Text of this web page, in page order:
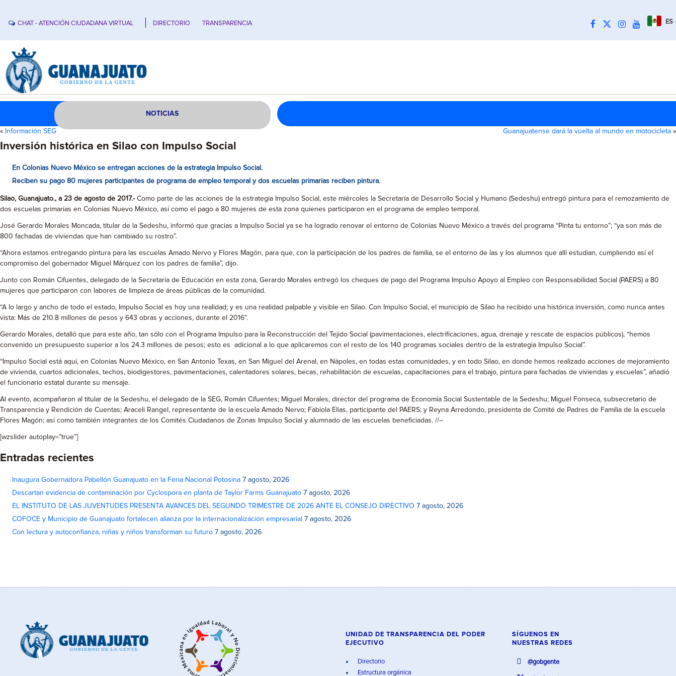
CHAT - ATENCIÓN CIUDADANA VIRTUAL DIRECTORIO TRANSPARENCIA ES
NOTICIAS
« Información SEG Guanajuatense dará la vuelta al mundo en motocicleta »
Inversión histórica en Silao con Impulso Social
En Colonias Nuevo México se entregan acciones de la estrategia Impulso Social.
Reciben su pago 80 mujeres participantes de programa de empleo temporal y dos escuelas primarias reciben pintura.
Silao, Guanajuato., a 23 de agosto de 2017.-Como parte de las acciones de la estrategia Impulso Social, este miércoles la Secretaría de Desarrollo Social y Humano (Sedeshu) entregó pintura para el remozamiento de
dos escuelas primarias en Colonias Nuevo México, así como el pago a 80 mujeres de esta zona quienes participaron en el programa de empleo temporal.
José Gerardo Morales Moncada, titular de la Sedeshu, informó que gracias a Impulso Social ya se ha logrado renovar el entorno de Colonias Nuevo México a través del programa “Pinta tu entorno”; “ya son más de
800 fachadas de viviendas que han cambiado su rostro”.
“Ahora estamos entregando pintura para las escuelas Amado Nervo y Flores Magón, para que, con la participación de los padres de familia, se el entorno de las y los alumnos que allí estudian, cumpliendo así el
compromiso del gobernador Miguel Márquez con los padres de familia”, dijo.
Junto con Román Cifuentes, delegado de la Secretaría de Educación en esta zona, Gerardo Morales entregó los cheques de pago del Programa Impulso Apoyo al Empleo con Responsabilidad Social (PAERS) a 80
mujeres que participaron con labores de limpieza de áreas públicas de la comunidad.
“A lo largo y ancho de todo el estado, Impulso Social es hoy una realidad; y es una realidad palpable y visible en Silao. Con Impulso Social, el municipio de Silao ha recibido una histórica inversión, como nunca antes
vista: Más de 210.8 millones de pesos y 643 obras y acciones, durante el 2016”.
Gerardo Morales, detalló que para este año, tan sólo con el Programa Impulso para la Reconstrucción del Tejido Social (pavimentaciones, electrificaciones, agua, drenaje y rescate de espacios públicos), “hemos
convenido un presupuesto superior a los 24.3 millones de pesos; esto es adicional a lo que aplicaremos con el resto de los 140 programas sociales dentro de la estrategia Impulso Social”.
“Impulso Social está aquí, en Colonias Nuevo México, en San Antonio Texas, en San Miguel del Arenal, en Nápoles, en todas estas comunidades, y en todo Silao, en donde hemos realizado acciones de mejoramiento
de vivienda, cuartos adicionales, techos, biodigestores, pavimentaciones, calentadores solares, becas, rehabilitación de escuelas, capacitaciones para el trabajo, pintura para fachadas de viviendas y escuelas”, añadió
el funcionario estatal durante su mensaje.
Al evento, acompañaron al titular de la Sedeshu, el delegado de la SEG, Román Cifuentes; Miguel Morales, director del programa de Economía Social Sustentable de la Sedeshu; Miguel Fonseca, subsecretario de
Transparencia y Rendición de Cuentas; Araceli Rangel, representante de la escuela Amado Nervo; Fabiola Elías, participante del PAERS; y Reyna Arredondo, presidenta de Comité de Padres de Familia de la escuela
Flores Magón; así como también integrantes de los Comités Ciudadanos de Zonas Impulso Social y alumnado de las escuelas beneficiadas. //–
[wzslider autoplay=”true”]
Entradas recientes
Inaugura Gobernadora Pabellón Guanajuato en la Feria Nacional Potosina 7 agosto, 2026
Descartan evidencia de contaminación por Cyclospora en planta de Taylor Farms Guanajuato 7 agosto, 2026
EL INSTITUTO DE LAS JUVENTUDES PRESENTA AVANCES DEL SEGUNDO TRIMESTRE DE 2026 ANTE EL CONSEJO DIRECTIVO 7 agosto, 2026
COFOCE y Municipio de Guanajuato fortalecen alianza por la internacionalización empresarial 7 agosto, 2026
Con lectura y autoconfianza, niñas y niños transforman su futuro 7 agosto, 2026
UNIDAD DE TRANSPARENCIA DEL PODER
EJECUTIVO
Directorio
Estructura orgánica
SÍGUENOS EN
NUESTRAS REDES
@gobgente